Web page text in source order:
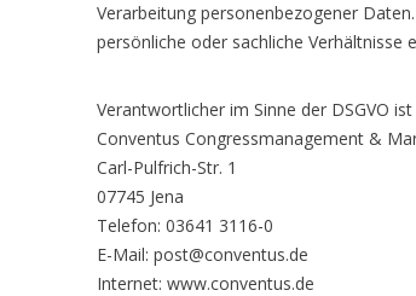
Verarbeitung personenbezogener
persönliche oder sachliche
Verantwortlicher im Sinne der DSGVO ist
Conventus Congressmanagement &
Carl-Pulfrich-Str. 1
07745 Jena
Telefon: 03641 3116-0
E-Mail: post@conventus.de
Internet: www.conventus.de